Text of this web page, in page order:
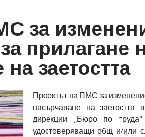
за
прилагане
заетостта
Проектът на ПМС за
насърчаване на заетостта
дирекции „Бюро по
удостоверяващи общ и/или